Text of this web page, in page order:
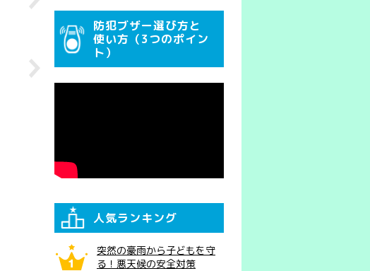
防犯ブザー選び方と
使い方（3つのポイン
ト）
人気ランキング
突然の豪雨から子どもを守
る！悪天候の安全対策